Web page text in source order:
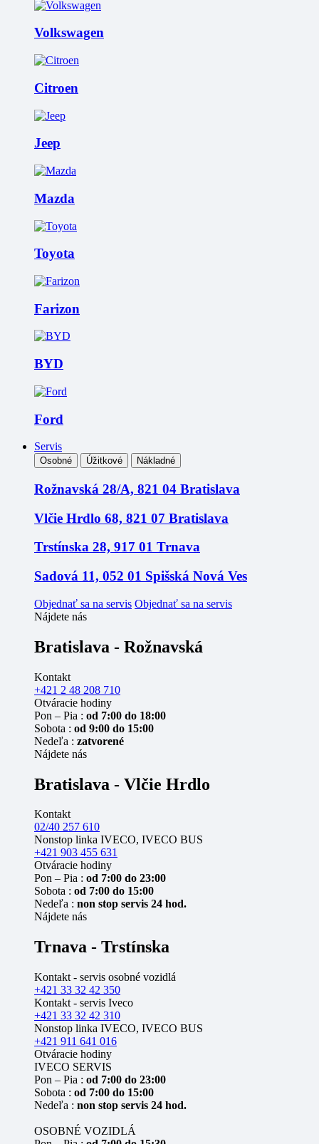
Volkswagen
Citroen
Jeep
Mazda
Toyota
Farizon
BYD
Ford
Servis
Osobné Úžitkové Nákladné
Rožnavská 28/A, 821 04 Bratislava
Vlčie Hrdlo 68, 821 07 Bratislava
Trstínska 28, 917 01 Trnava
Sadová 11, 052 01 Spišská Nová Ves
Objednať sa na servis Objednať sa na servis
Nájdete nás
Bratislava - Rožnavská
Kontakt
+421 2 48 208 710
Otváracie hodiny
Pon – Pia : od 7:00 do 18:00
Sobota : od 9:00 do 15:00
Nedeľa : zatvorené
Nájdete nás
Bratislava - Vlčie Hrdlo
Kontakt
02/40 257 610
Nonstop linka IVECO, IVECO BUS
+421 903 455 631
Otváracie hodiny
Pon – Pia : od 7:00 do 23:00
Sobota : od 7:00 do 15:00
Nedeľa : non stop servis 24 hod.
Nájdete nás
Trnava - Trstínska
Kontakt - servis osobné vozidlá
+421 33 32 42 350
Kontakt - servis Iveco
+421 33 32 42 310
Nonstop linka IVECO, IVECO BUS
+421 911 641 016
Otváracie hodiny
IVECO SERVIS
Pon – Pia : od 7:00 do 23:00
Sobota : od 7:00 do 15:00
Nedeľa : non stop servis 24 hod.
OSOBNÉ VOZIDLÁ